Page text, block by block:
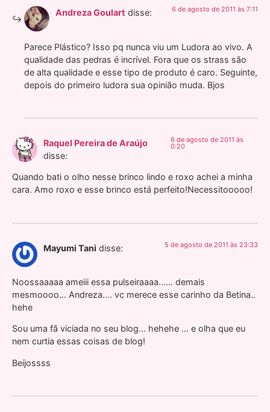
Andreza Goulart disse: 6 de agosto de 2011 às 7:11
Parece Plástico? Isso pq nunca viu um Ludora ao vivo. A
qualidade das pedras é incrível. Fora que os strass são
de alta qualidade e esse tipo de produto é caro. Seguinte,
depois do primeiro ludora sua opinião muda. Bjos
Raquel Pereira de Araújo
disse:
6 de agosto de 2011 às
0:20
Quando bati o olho nesse brinco lindo e roxo achei a minha
cara. Amo roxo e esse brinco está perfeito!Necessitooooo!
Mayumi Tani disse: 5 de agosto de 2011 às 23:33
Noossaaaaa ameiii essa pulseiraaaa…… demais
mesmoooo… Andreza…. vc merece esse carinho da Betina..
hehe
Sou uma fã viciada no seu blog… hehehe … e olha que eu
nem curtia essas coisas de blog!
Beijossss